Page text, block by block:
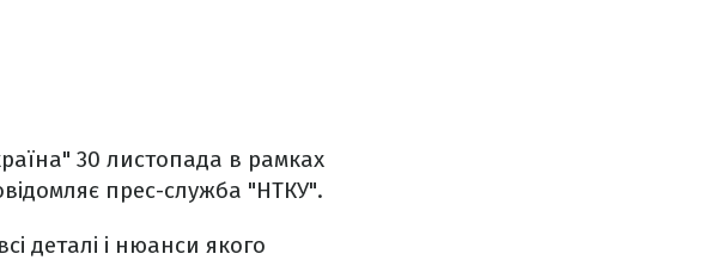
30 листопада в рамках
прес-служба "НТКУ".
деталі і нюанси якого